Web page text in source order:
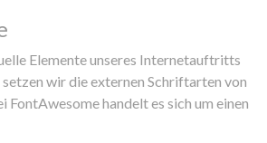
Elemente unseres Internetauftritts
wir die externen Schriftarten von
FontAwesome handelt es sich um einen